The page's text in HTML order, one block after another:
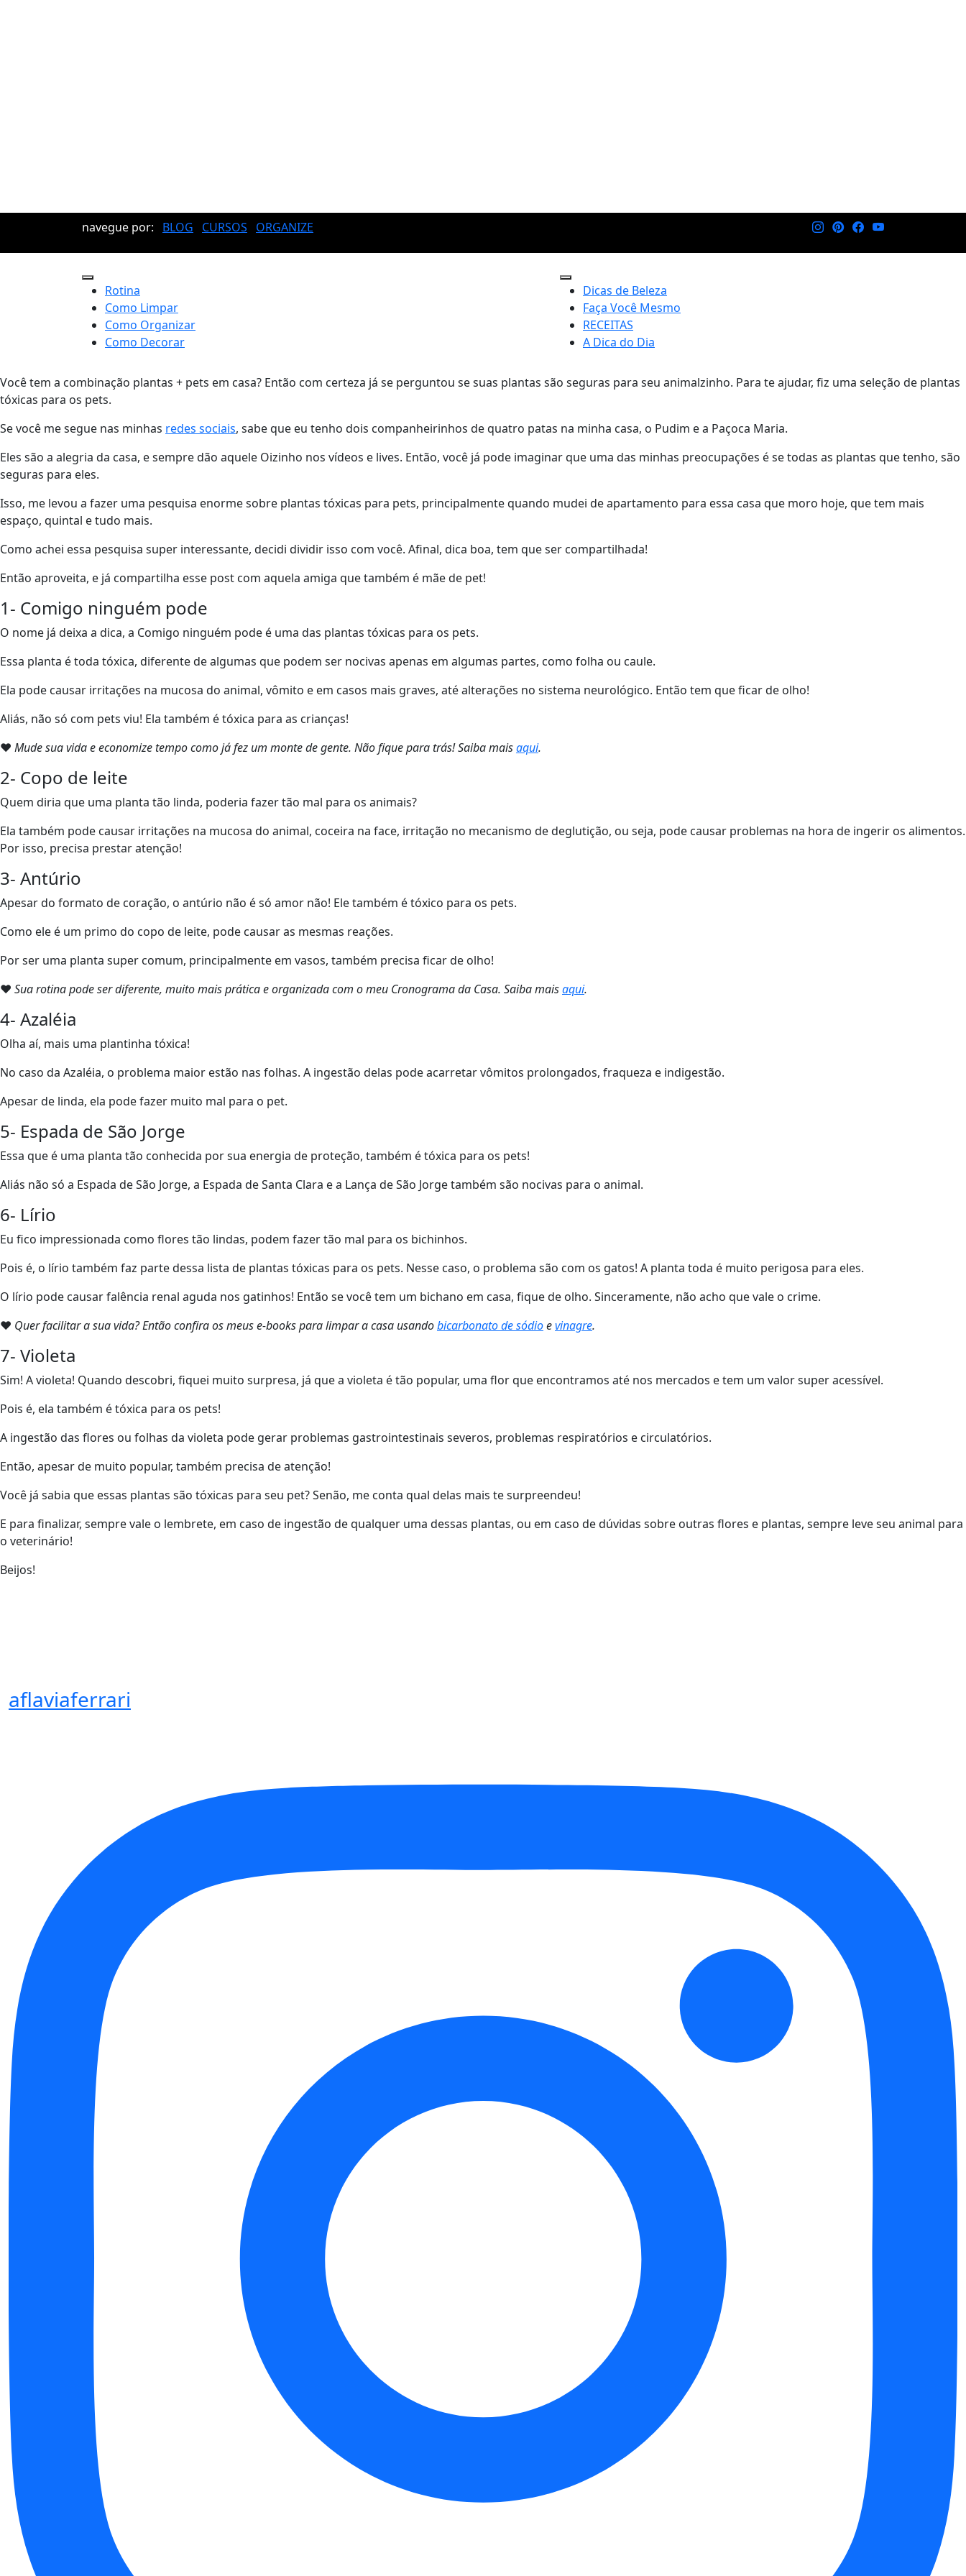
navegue por: BLOG CURSOS ORGANIZE
Rotina
Como Limpar
Como Organizar
Como Decorar
Dicas de Beleza
Faça Você Mesmo
RECEITAS
A Dica do Dia
Você tem a combinação plantas + pets em casa? Então com certeza já se perguntou se suas plantas são seguras para seu animalzinho. Para te ajudar, fiz uma seleção de plantas
tóxicas para os pets.
Se você me segue nas minhas redes sociais, sabe que eu tenho dois companheirinhos de quatro patas na minha casa, o Pudim e a Paçoca Maria.
Eles são a alegria da casa, e sempre dão aquele Oizinho nos vídeos e lives. Então, você já pode imaginar que uma das minhas preocupações é se todas as plantas que tenho, são
seguras para eles.
Isso, me levou a fazer uma pesquisa enorme sobre plantas tóxicas para pets, principalmente quando mudei de apartamento para essa casa que moro hoje, que tem mais
espaço, quintal e tudo mais.
Como achei essa pesquisa super interessante, decidi dividir isso com você. Afinal, dica boa, tem que ser compartilhada!
Então aproveita, e já compartilha esse post com aquela amiga que também é mãe de pet!
1- Comigo ninguém pode
O nome já deixa a dica, a Comigo ninguém pode é uma das plantas tóxicas para os pets.
Essa planta é toda tóxica, diferente de algumas que podem ser nocivas apenas em algumas partes, como folha ou caule.
Ela pode causar irritações na mucosa do animal, vômito e em casos mais graves, até alterações no sistema neurológico. Então tem que ficar de olho!
Aliás, não só com pets viu! Ela também é tóxica para as crianças!
❤ Mude sua vida e economize tempo como já fez um monte de gente. Não fique para trás! Saiba maisaqui.
2- Copo de leite
Quem diria que uma planta tão linda, poderia fazer tão mal para os animais?
Ela também pode causar irritações na mucosa do animal, coceira na face, irritação no mecanismo de deglutição, ou seja, pode causar problemas na hora de ingerir os alimentos.
Por isso, precisa prestar atenção!
3- Antúrio
Apesar do formato de coração, o antúrio não é só amor não! Ele também é tóxico para os pets.
Como ele é um primo do copo de leite, pode causar as mesmas reações.
Por ser uma planta super comum, principalmente em vasos, também precisa ficar de olho!
❤ Sua rotina pode ser diferente, muito mais prática e organizada com o meu Cronograma da Casa. Saiba maisaqui.
4- Azaléia
Olha aí, mais uma plantinha tóxica!
No caso da Azaléia, o problema maior estão nas folhas. A ingestão delas pode acarretar vômitos prolongados, fraqueza e indigestão.
Apesar de linda, ela pode fazer muito mal para o pet.
5- Espada de São Jorge
Essa que é uma planta tão conhecida por sua energia de proteção, também é tóxica para os pets!
Aliás não só a Espada de São Jorge, a Espada de Santa Clara e a Lança de São Jorge também são nocivas para o animal.
6- Lírio
Eu fico impressionada como flores tão lindas, podem fazer tão mal para os bichinhos.
Pois é, o lírio também faz parte dessa lista de plantas tóxicas para os pets. Nesse caso, o problema são com os gatos! A planta toda é muito perigosa para eles.
O lírio pode causar falência renal aguda nos gatinhos! Então se você tem um bichano em casa, fique de olho. Sinceramente, não acho que vale o crime.
❤ Quer facilitar a sua vida? Então confira os meus e-books para limpar a casa usandobicarbonato de sódioevinagre.
7- Violeta
Sim! A violeta! Quando descobri, fiquei muito surpresa, já que a violeta é tão popular, uma flor que encontramos até nos mercados e tem um valor super acessível.
Pois é, ela também é tóxica para os pets!
A ingestão das flores ou folhas da violeta pode gerar problemas gastrointestinais severos, problemas respiratórios e circulatórios.
Então, apesar de muito popular, também precisa de atenção!
Você já sabia que essas plantas são tóxicas para seu pet? Senão, me conta qual delas mais te surpreendeu!
E para finalizar, sempre vale o lembrete, em caso de ingestão de qualquer uma dessas plantas, ou em caso de dúvidas sobre outras flores e plantas, sempre leve seu animal para
o veterinário!
Beijos!
aflaviaferrari